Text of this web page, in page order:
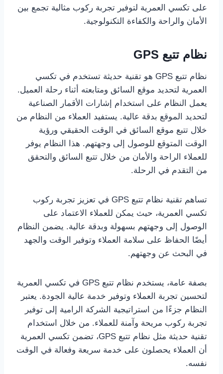
على تكسي العمرية لتوفير تجربة ركوب مثالية تجمع بين
الأمان والراحة والكفاءة التكنولوجية.
نظام تتبع GPS
نظام تتبع GPS هو تقنية حديثة تستخدم في تكسي
العمرية لتحديد موقع السائق ومتابعته أثناء رحلة العميل.
يعمل النظام على استخدام إشارات الأقمار الصناعية
لتحديد الموقع بدقة عالية. يستفيد العملاء من النظام من
خلال تتبع موقع السائق في الوقت الحقيقي ورؤية
الوقت المتوقع للوصول إلى وجهتهم. هذا النظام يوفر
للعملاء الراحة والأمان من خلال تتبع السائق والتحقق
من التقدم في الرحلة.
تساهم تقنية نظام تتبع GPS في تعزيز تجربة ركوب
تكسي العمرية، حيث يمكن للعملاء الاعتماد على
الوصول إلى وجهتهم بسهولة وبدقة عالية. يضمن النظام
أيضًا الحفاظ على سلامة العملاء وتوفير الوقت والجهد
في البحث عن وجهتهم.
بصفة عامة، يستخدم نظام تتبع GPS في تكسي العمرية
لتحسين تجربة العملاء وتوفير خدمة عالية الجودة. يعتبر
النظام جزءًا من استراتيجية الشركة الرامية إلى توفير
تجربة ركوب مريحة وآمنة للعملاء. من خلال استخدام
تقنية حديثة مثل نظام تتبع GPS، تضمن تكسي العمرية
أن العملاء يحصلون على خدمة سريعة وفعالة في الوقت
نفسه.